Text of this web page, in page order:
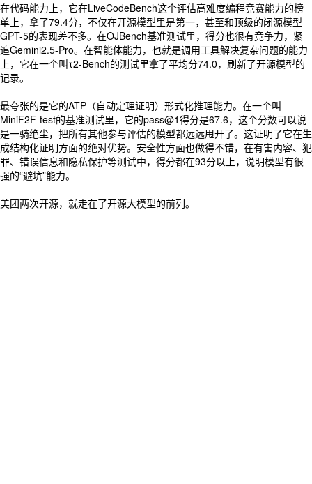
在代码能力上，它在LiveCodeBench这个评估高难度编程竞赛能力的榜
单上，拿了79.4分，不仅在开源模型里是第一，甚至和顶级的闭源模型
GPT-5的表现差不多。在OJBench基准测试里，得分也很有竞争力，紧
追Gemini2.5-Pro。在智能体能力，也就是调用工具解决复杂问题的能力
上，它在一个叫τ2-Bench的测试里拿了平均分74.0，刷新了开源模型的
记录。
最夸张的是它的ATP（自动定理证明）形式化推理能力。在一个叫
MiniF2F-test的基准测试里，它的pass@1得分是67.6，这个分数可以说
是一骑绝尘，把所有其他参与评估的模型都远远甩开了。这证明了它在生
成结构化证明方面的绝对优势。安全性方面也做得不错，在有害内容、犯
罪、错误信息和隐私保护等测试中，得分都在93分以上，说明模型有很
强的“避坑”能力。
美团两次开源，就走在了开源大模型的前列。